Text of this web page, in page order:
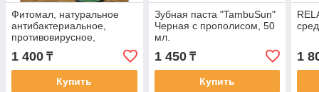
Фитомал, натуральное
антибактериальное,
противовирусное,
противогрибкое средство,
50мл
1 400 ₸
Купить
Зубная паста "TambuSun"
Черная с прополисом, 50
мл.
1 450₸
Купить
1